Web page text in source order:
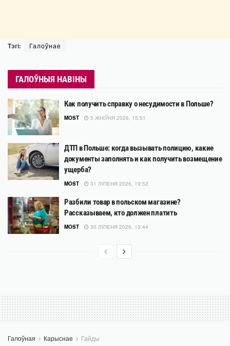
Тэгі: Галоўнае
ГАЛОЎНЫЯ НАВІНЫ
Как получить справку о несудимости в Польше?
MOST 5 ЖНІЎНЯ 2026, 15:51
ДТП в Польше: когда вызывать полицию, какие
документы заполнять и как получить возмещение
ущерба?
MOST 31 ЛІПЕНЯ 2026, 19:52
Разбили товар в польском магазине?
Рассказываем, кто должен платить
MOST 30 ЛІПЕНЯ 2026, 13:44
Галоўная Карыснае Гайды